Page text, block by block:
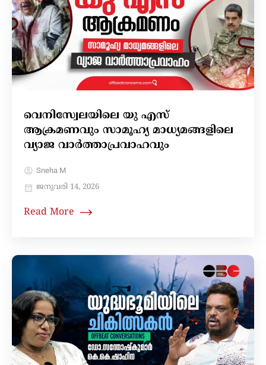
വെനിസ്വേലയിലെ യു എസ്
ആക്രമണവും സാമൂഹ്യ മാധ്യമങ്ങളിലെ
വ്യാജ വാർത്താപ്രവാഹവും
Sneha M
ജനുവരി 14, 2026
Read More